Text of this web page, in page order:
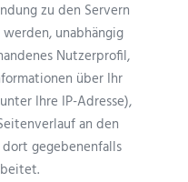
zu den Servern
unabhängig
Nutzerprofil,
über Ihr
Ihre IP-Adresse),
an den
gegebenenfalls